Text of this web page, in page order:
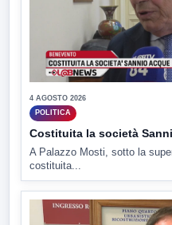
4 AGOSTO 2026
POLITICA
Costituita la società
A Palazzo Mosti, sotto la
costituita...